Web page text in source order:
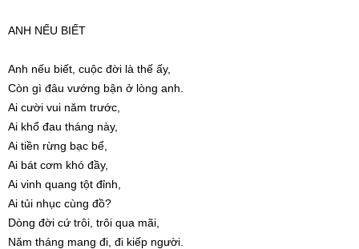
ANH NẾU BIẾT
Anh nếu biết, cuộc đời là thế ấy,
Còn gì đâu vướng bận ở lòng anh.
Ai cười vui năm trước,
Ai khổ đau tháng này,
Ai tiền rừng bạc bể,
Ai bát cơm khó đầy,
Ai vinh quang tột đỉnh,
Ai tủi nhục cùng đồ?
Dòng đời cứ trôi, trôi qua mãi,
Năm tháng mang đi, đi kiếp người.